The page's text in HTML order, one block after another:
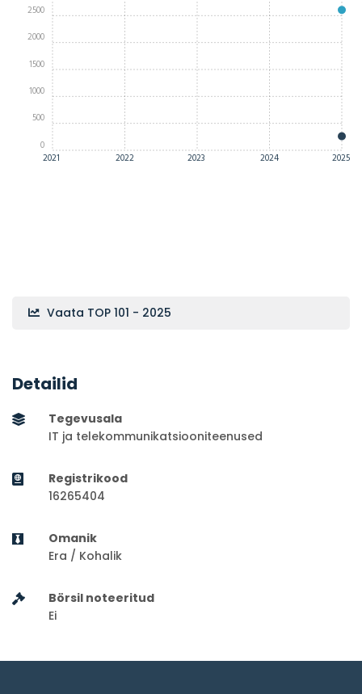
2021 2022 2023 2024 2025
0
500
1000
1500
2000
2500
Vaata TOP 101 - 2025
Detailid
Tegevusala
IT ja telekommunikatsiooniteenused
Registrikood
16265404
Omanik
Era / Kohalik
Börsil noteeritud
Ei